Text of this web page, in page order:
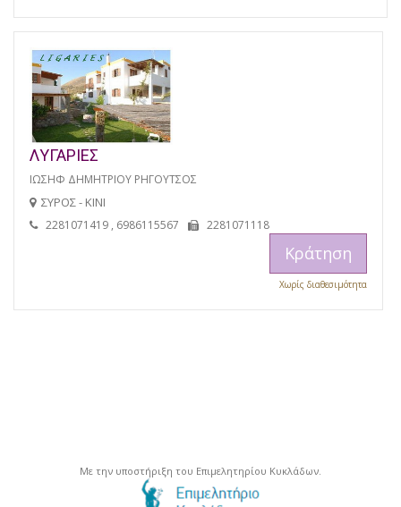
ΛΥΓΑΡΙΕΣ
ΙΩΣΗΦ ΔΗΜΗΤΡΙΟΥ ΡΗΓΟΥΤΣΟΣ
ΣΥΡΟΣ - ΚΙΝΙ
2281071419 , 6986115567 2281071118
Κράτηση
Χωρίς διαθεσιμότητα
Με την υποστήριξη του Επιμελητηρίου Κυκλάδων.